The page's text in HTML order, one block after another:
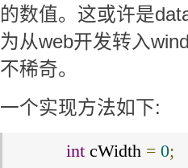
的数值。这或许是
为从web开发转入
不稀奇。
一个实现方法如下:
int cWidth = 0;